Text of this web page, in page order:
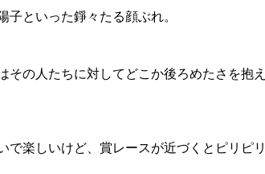
といった錚々たる顔ぶれ。
の人たちに対してどこか後ろめたさを抱
楽しいけど、賞レースが近づくとピリピ